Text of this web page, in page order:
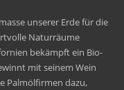
unserer Erde für die
Naturräume
bekämpft ein Bio-
mit seinem Wein
Palmölfirmen dazu,